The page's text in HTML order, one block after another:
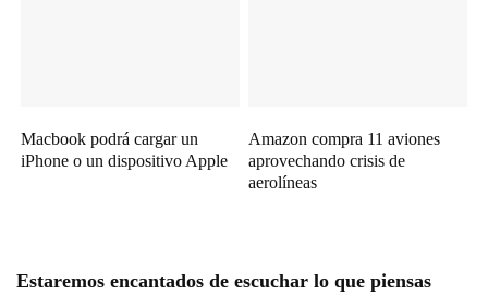
Macbook podrá cargar un
iPhone o un dispositivo Apple
Amazon compra 11 aviones
aprovechando crisis de
aerolíneas
Estaremos encantados de escuchar lo que piensas